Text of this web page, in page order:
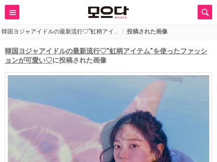
韓国ヨジャアイドルの最新流行♡”虹柄アイ… 投稿された画像
韓国ヨジャアイドルの最新流行♡”虹柄アイテム”を使ったファッシ
ョンが可愛い♡に投稿された画像